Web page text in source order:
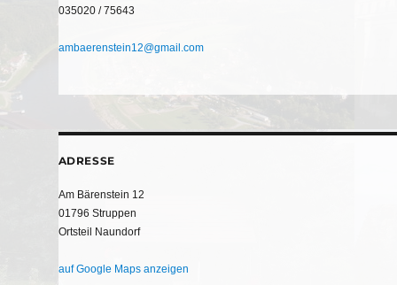
035020 / 75643
ambaerenstein12@gmail.com
ADRESSE
Am Bärenstein 12
01796 Struppen
Ortsteil Naundorf
auf Google Maps anzeigen